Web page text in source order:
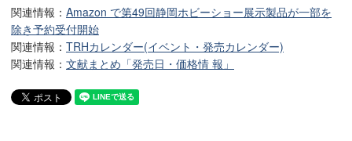
関連情報： Amazon で第49回静岡ホビーショー展示製品が一部を
除き予約受付開始
関連情報： TRHカレンダー(イベント・発売カレンダー)
関連情報： 文献まとめ「発売日・価格情 報」